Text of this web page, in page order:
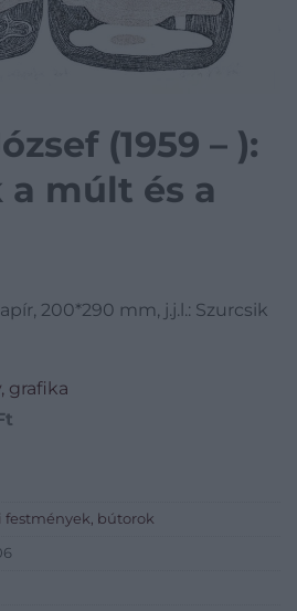
(1959 – ):
múlt és a
200*290 mm, j.j.l.: Szurcsik
grafika
i festmények, bútorok